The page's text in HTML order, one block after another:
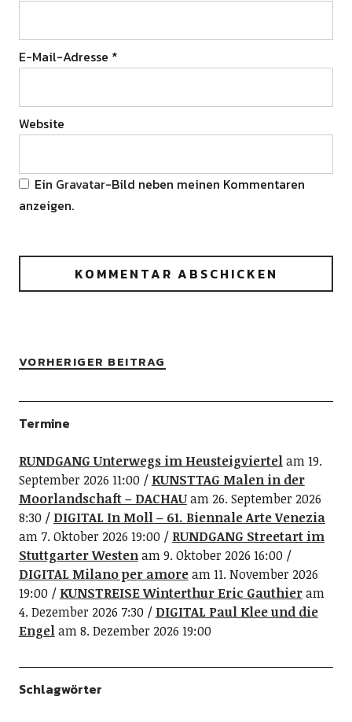
E-Mail-Adresse *
Website
Ein Gravatar-Bild neben meinen Kommentaren
anzeigen.
VORHERIGER BEITRAG
Termine
RUNDGANG Unterwegs im Heusteigviertelam 19.
September 2026 11:00
KUNSTTAG Malen in der
Moorlandschaft – DACHAUam 26. September 2026
8:30
DIGITAL In Moll – 61. Biennale Arte Venezia
am 7. Oktober 2026 19:00
RUNDGANG Streetart im
Stuttgarter Westenam 9. Oktober 2026 16:00
DIGITAL Milano per amoream 11. November 2026
19:00
KUNSTREISE Winterthur Eric Gauthieram
4. Dezember 2026 7:30
DIGITAL Paul Klee und die
Engelam 8. Dezember 2026 19:00
Schlagwörter